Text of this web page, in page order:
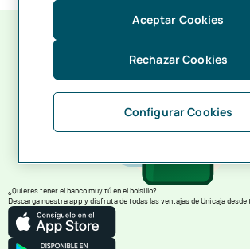
¿Quieres tener el banco muy tú en el bolsillo?
Descarga nuestra app y disfruta de todas las ventajas de Unicaja desde
Configurar Cookies
Rechazar Cookies
Aceptar Cookies